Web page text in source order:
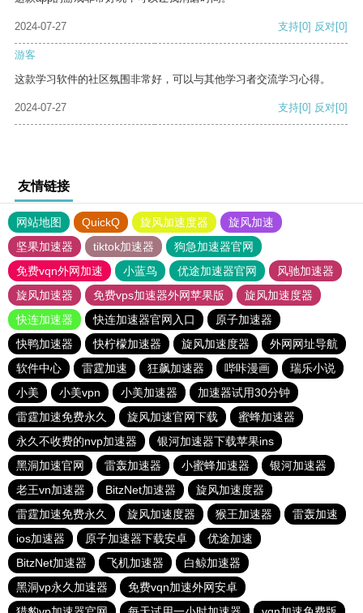
2024-07-27 支持[0] 反对[0]
游客
这款学习软件的社区氛围非常好，可以与其他学习者交流学习心得。
2024-07-27 支持[0] 反对[0]
友情链接
网站地图 QuickQ 旋风加速度器
旋风加速
坚果加速器
tiktok加速器
狗急加速器官网
免费vqn外网加速
小蓝鸟 优途加速器官网
风驰加速器
旋风加速器
免费vps加速器外网苹果版
旋风加速度器
快连加速器
快连加速器官网入口
原子加速器
快鸭加速器
快柠檬加速器 旋风加速度器
外网网址导航
软件中心
雷霆加速 狂飙加速器 哔咔漫画
瑞乐小说
小美
小美vpn 小美加速器
加速器试用30分钟
雷霆加速免费永久
旋风加速官网下载
蜜蜂加速器
永久不收费的nvp加速器
银河加速器下载苹果ins
黑洞加速官网
雷轰加速器 小蜜蜂加速器
银河加速器
老王vn加速器
BitzNet加速器
旋风加速度器
雷霆加速免费永久
旋风加速度器 猴王加速器
雷轰加速
ios加速器
原子加速器下载安卓
优途加速
BitzNet加速器
飞机加速器
白鲸加速器
黑洞vp永久加速器
免费vqn加速外网安卓